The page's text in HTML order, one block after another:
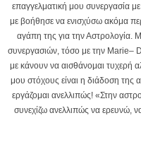
επαγγελματική μου συνεργασία
με βοήθησε να ενισχύσω ακόμα
αγάπη της για την Αστρολογία.
συνεργασιών, τόσο με την Marie–
με κάνουν να αισθάνομαι τυχερή
μου στόχους είναι η διάδοση της
εργάζομαι ανελλιπώς! «Στην
συνεχίζω ανελλιπώς να ερευνώ,